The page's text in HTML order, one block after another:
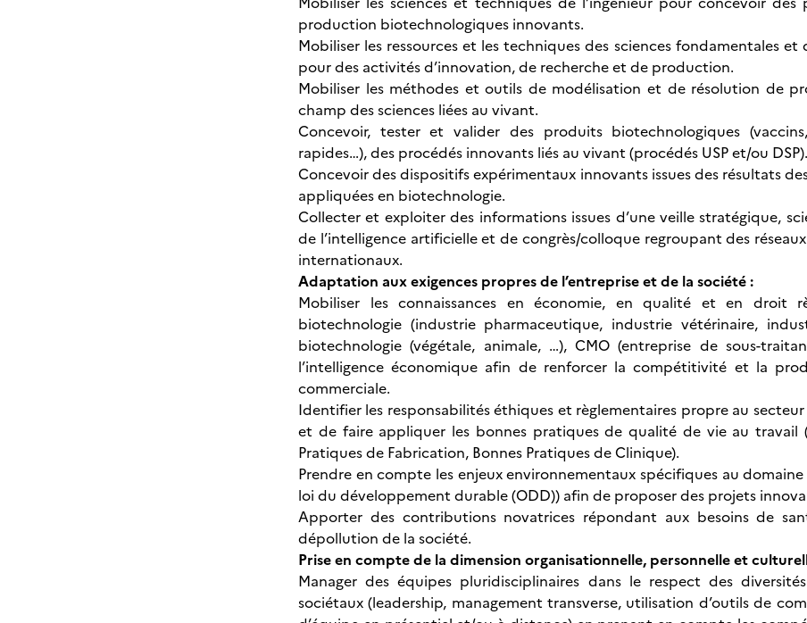
production biotechnologiques innovants.
Mobiliser les ressources et les techniques des sciences fondamentales
pour des activités d’innovation, de recherche et de production.
Mobiliser les méthodes et outils de modélisation et de résolution de
champ des sciences liées au vivant.
Concevoir, tester et valider des produits biotechnologiques
rapides…), des procédés innovants liés au vivant (procédés USP et/ou DSP).
Concevoir des dispositifs expérimentaux innovants issues des résultats
appliquées en biotechnologie.
Collecter et exploiter des informations issues d’une veille stratégique,
de l’intelligence artificielle et de congrès/colloque regroupant des
internationaux.
Adaptation aux exigences propres de l’entreprise et de la société :
Mobiliser les connaissances en économie, en qualité et en droit
biotechnologie (industrie pharmaceutique, industrie vétérinaire,
biotechnologie (végétale, animale, …), CMO (entreprise de sous-
l’intelligence économique afin de renforcer la compétitivité et la
commerciale.
Identifier les responsabilités éthiques et règlementaires propre au
et de faire appliquer les bonnes pratiques de qualité de vie au travail
Pratiques de Fabrication, Bonnes Pratiques de Clinique).
Prendre en compte les enjeux environnementaux spécifiques au
loi du développement durable (ODD)) afin de proposer des projets
Apporter des contributions novatrices répondant aux besoins de
dépollution de la société.
Prise en compte de la dimension organisationnelle, personnelle et
Manager des équipes pluridisciplinaires dans le respect des
sociétaux (leadership, management transverse, utilisation d’outils de